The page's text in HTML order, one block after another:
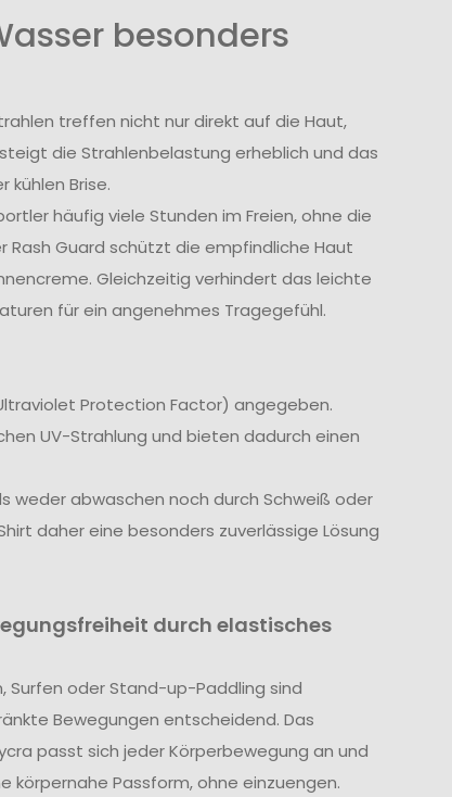
besonders
treffen nicht nur direkt auf die Haut,
die Strahlenbelastung erheblich und das
kühlen Brise.
häufig viele Stunden im Freien, ohne die
Rash Guard schützt die empfindliche Haut
Gleichzeitig verhindert das leichte
für ein angenehmes Tragegefühl.
Protection Factor) angegeben.
UV-Strahlung und bieten dadurch einen
weder abwaschen noch durch Schweiß oder
daher eine besonders zuverlässige Lösung
durch elastisches
Surfen oder Stand-up-Paddling sind
Bewegungen entscheidend. Das
passt sich jeder Körperbewegung an und
körpernahe Passform, ohne einzuengen.